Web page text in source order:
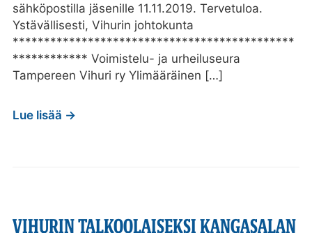
sähköpostilla jäsenille 11.11.2019. Tervetuloa.
Ystävällisesti, Vihurin johtokunta
*********************************************
************ Voimistelu- ja urheiluseura
Tampereen Vihuri ry Ylimääräinen […]
Lue lisää →
VIHURIN TALKOOLAISEKSI KANGASALAN